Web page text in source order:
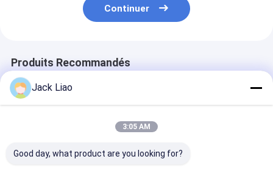
Continuer
Produits Recommandés
Jack Liao
3:05 AM
Good day, what product are you looking for?